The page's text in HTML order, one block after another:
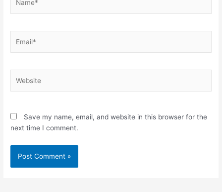
Save my name, email, and website in this browser for the
next time I comment.